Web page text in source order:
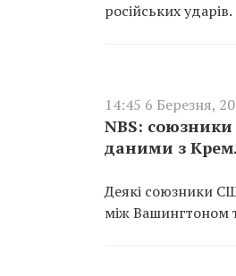
російських ударів.
14:45 6 Березня,
NBS:
даними з
Деякі союзники
між Вашингтоном